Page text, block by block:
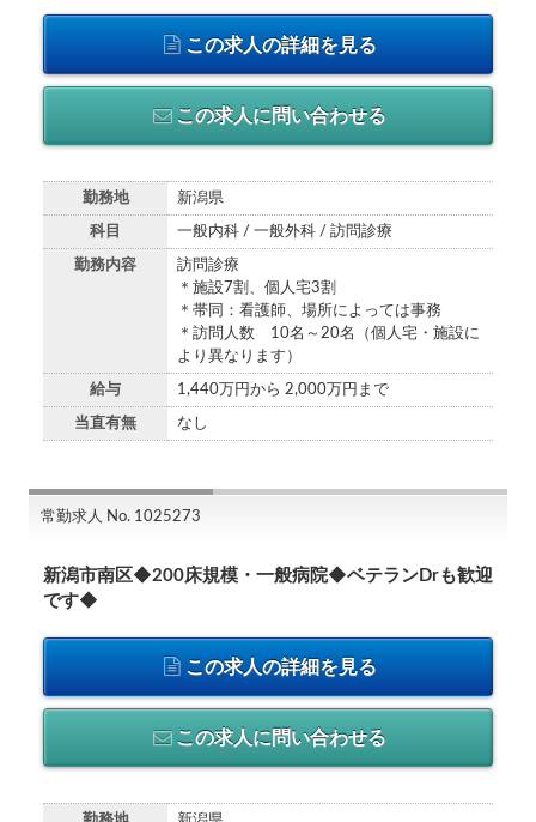
この求人の詳細を見る
この求人に問い合わせる
勤務地 新潟県
科目 一般内科 / 一般外科 / 訪問診療
勤務内容
訪問診療
＊施設7割、個人宅3割
＊帯同：看護師、場所によっては事務
＊訪問人数 10名～20名（個人宅・施設に
より異なります）
給与 1,440万円から 2,000万円まで
当直有無 なし
常勤求人 No. 1025273
新潟市南区◆200床規模・一般病院◆ベテランDrも歓迎
です◆
この求人の詳細を見る
この求人に問い合わせる